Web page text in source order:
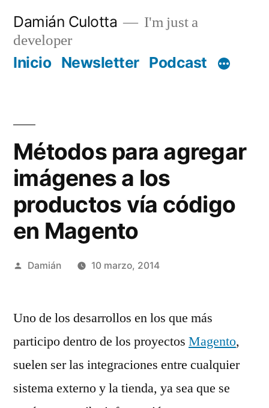
contenido
Damián Culotta
I'm just a
developer
Inicio Newsletter Podcast
Métodos para agregar
imágenes a los
productos vía código
en Magento
Publicado
Damián 10 marzo, 2014
Uno de los desarrollos en los que más
participo dentro de los proyectos Magento,
suelen ser las integraciones entre cualquier
sistema externo y la tienda, ya sea que se